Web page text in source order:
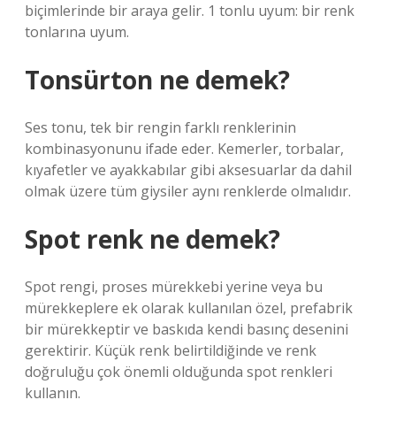
biçimlerinde bir araya gelir. 1 tonlu uyum: bir renk
tonlarına uyum.
Tonsürton ne demek?
Ses tonu, tek bir rengin farklı renklerinin
kombinasyonunu ifade eder. Kemerler, torbalar,
kıyafetler ve ayakkabılar gibi aksesuarlar da dahil
olmak üzere tüm giysiler aynı renklerde olmalıdır.
Spot renk ne demek?
Spot rengi, proses mürekkebi yerine veya bu
mürekkeplere ek olarak kullanılan özel, prefabrik
bir mürekkeptir ve baskıda kendi basınç desenini
gerektirir. Küçük renk belirtildiğinde ve renk
doğruluğu çok önemli olduğunda spot renkleri
kullanın.